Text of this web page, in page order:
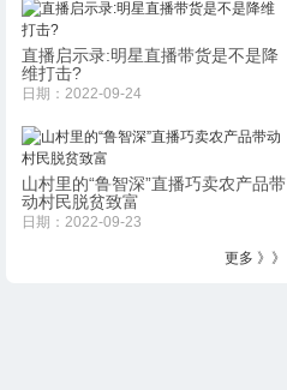
直播启示录:明星直播带货是不是降
维打击?
日期：2022-09-24
山村里的“鲁智深”直播巧卖农产品带
动村民脱贫致富
日期：2022-09-23
更多 》》